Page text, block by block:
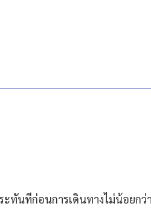
ทันทีก่อนการเดินทางไม่น้อยกว่